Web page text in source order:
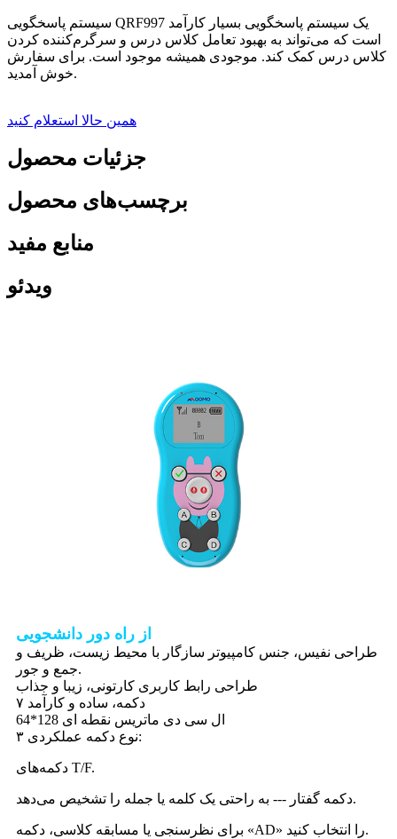
سیستم پاسخگویی QRF997 یک سیستم پاسخگویی بسیار کارآمد
است که می‌تواند به بهبود تعامل کلاس درس و سرگرم‌کننده کردن
کلاس درس کمک کند. موجودی همیشه موجود است. برای سفارش
خوش آمدید.
همین حالا استعلام کنید
جزئیات محصول
برچسب‌های محصول
منابع مفید
ویدئو
از راه دور دانشجویی
طراحی نفیس، جنس کامپیوتر سازگار با محیط زیست، ظریف و
جمع و جور.
طراحی رابط کاربری کارتونی، زیبا و جذاب
۷ دکمه، ساده و کارآمد
ال سی دی ماتریس نقطه ای 128*64
۳ نوع دکمه عملکردی:
دکمه‌های T/F.
دکمه گفتار --- به راحتی یک کلمه یا جمله را تشخیص می‌دهد.
برای نظرسنجی یا مسابقه کلاسی، دکمه «AD» را انتخاب کنید.